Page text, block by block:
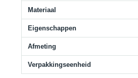
Materiaal
Eigenschappen
Afmeting
Verpakkingseenheid